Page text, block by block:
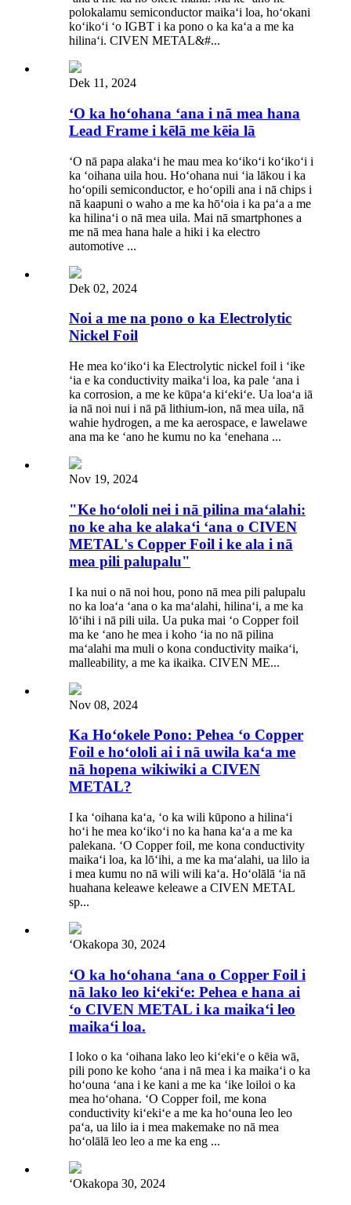
polokalamu semiconductor maikaʻi loa, hoʻokani
koʻikoʻi ʻo IGBT i ka pono o ka kaʻa a me ka
hilinaʻi. CIVEN METAL&#...
Dek 11, 2024
ʻO ka hoʻohana ʻana i nā mea hana
Lead Frame i kēlā me kēia lā
ʻO nā papa alakaʻi he mau mea koʻikoʻi koʻikoʻi i
ka ʻoihana uila hou. Hoʻohana nui ʻia lākou i ka
hoʻopili semiconductor, e hoʻopili ana i nā chips i
nā kaapuni o waho a me ka hōʻoia i ka paʻa a me
ka hilinaʻi o nā mea uila. Mai nā smartphones a
me nā mea hana hale a hiki i ka electro
automotive ...
Dek 02, 2024
Noi a me na pono o ka Electrolytic
Nickel Foil
He mea koʻikoʻi ka Electrolytic nickel foil i ʻike
ʻia e ka conductivity maikaʻi loa, ka pale ʻana i
ka corrosion, a me ke kūpaʻa kiʻekiʻe. Ua loaʻa iā
ia nā noi nui i nā pā lithium-ion, nā mea uila, nā
wahie hydrogen, a me ka aerospace, e lawelawe
ana ma ke ʻano he kumu no ka ʻenehana ...
Nov 19, 2024
"Ke hoʻololi nei i nā pilina maʻalahi:
no ke aha ke alakaʻi ʻana o CIVEN
METAL's Copper Foil i ke ala i nā
mea pili palupalu"
I ka nui o nā noi hou, pono nā mea pili palupalu
no ka loaʻa ʻana o ka maʻalahi, hilinaʻi, a me ka
lōʻihi i nā pili uila. Ua puka mai ʻo Copper foil
ma ke ʻano he mea i koho ʻia no nā pilina
maʻalahi ma muli o kona conductivity maikaʻi,
malleability, a me ka ikaika. CIVEN ME...
Nov 08, 2024
Ka Hoʻokele Pono: Pehea ʻo Copper
Foil e hoʻololi ai i nā uwila kaʻa me
nā hopena wikiwiki a CIVEN
METAL?
I ka ʻoihana kaʻa, ʻo ka wili kūpono a hilinaʻi
hoʻi he mea koʻikoʻi no ka hana kaʻa a me ka
palekana. ʻO Copper foil, me kona conductivity
maikaʻi loa, ka lōʻihi, a me ka maʻalahi, ua lilo ia
i mea kumu no nā wili wili kaʻa. Hoʻolālā ʻia nā
huahana keleawe keleawe a CIVEN METAL
sp...
ʻOkakopa 30, 2024
ʻO ka hoʻohana ʻana o Copper Foil i
nā lako leo kiʻekiʻe: Pehea e hana ai
ʻo CIVEN METAL i ka maikaʻi leo
maikaʻi loa.
I loko o ka ʻoihana lako leo kiʻekiʻe o kēia wā,
pili pono ke koho ʻana i nā mea i ka maikaʻi o ka
hoʻouna ʻana i ke kani a me ka ʻike loiloi o ka
mea hoʻohana. ʻO Copper foil, me kona
conductivity kiʻekiʻe a me ka hoʻouna leo leo
paʻa, ua lilo ia i mea makemake no nā mea
hoʻolālā leo leo a me ka eng ...
ʻOkakopa 30, 2024